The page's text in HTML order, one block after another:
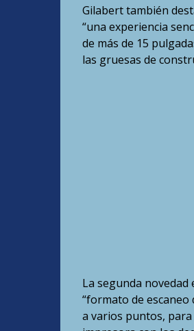
Gilabert también
“una experiencia
de más de 15
las gruesas de
La segunda
“formato de escaneo
a varios puntos,